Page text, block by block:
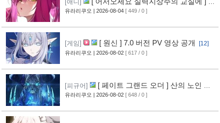
[애니]
루레이 VOL.2 표지 공개 [7]
유라리쿠오 | 2026-08-04 [ 449 / 0 ]
[게임] [ 원신 ] 7.0 버전 PV 영상 공개 [12]
유라리쿠오 | 2026-08-02 [ 617 / 0 ]
[피규어]
[ 페이트 그랜드 오더 ] 산의 노인 신
작 피규어 공개 [16]
유라리쿠오 | 2026-08-02 [ 648 / 0 ]